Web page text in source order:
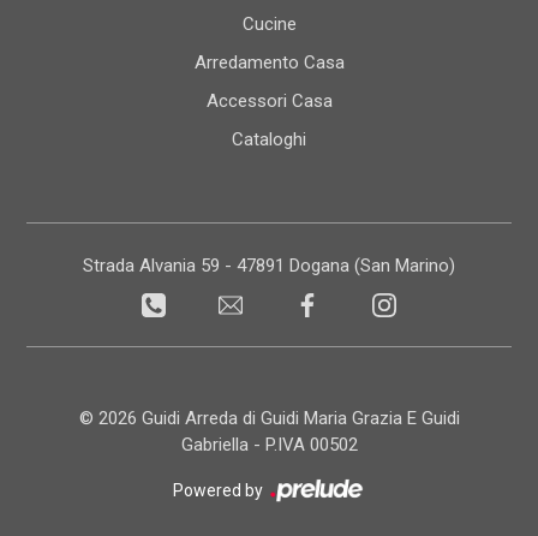
Cucine
Arredamento Casa
Accessori Casa
Cataloghi
Strada Alvania 59 - 47891 Dogana (San Marino)
© 2026 Guidi Arreda di Guidi Maria Grazia E Guidi
Gabriella - P.IVA 00502
Powered by